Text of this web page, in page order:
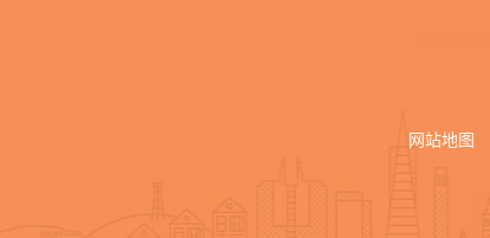
网站地图